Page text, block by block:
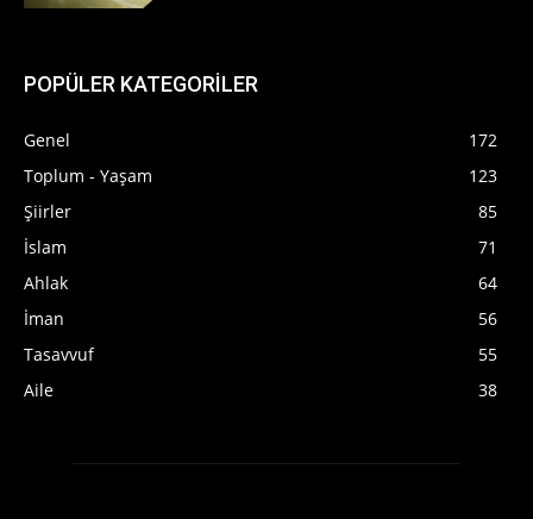
POPÜLER KATEGORİLER
Genel
172
Toplum - Yaşam
123
Şiirler
85
İslam
71
Ahlak
64
İman
56
Tasavvuf
55
Aile
38